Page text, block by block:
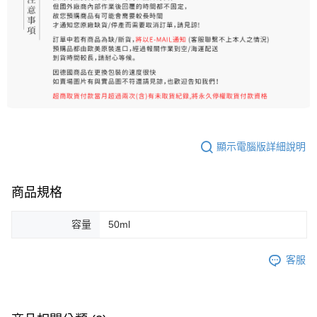
顯示電腦版詳細說明
商品規格
容量 50ml
客服